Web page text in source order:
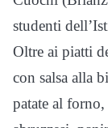
studenti
Oltre ai piatti
con salsa alla
patate al